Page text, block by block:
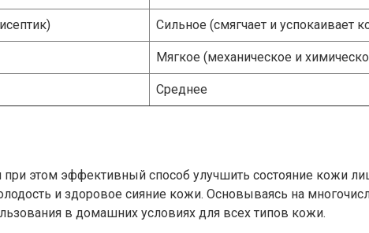
Сильное (смягчает и успокаивает
Мягкое (механическое и
Среднее
этом эффективный способ улучшить состояние кожи
и здоровое сияние кожи. Основываясь на
в домашних условиях для всех типов кожи.